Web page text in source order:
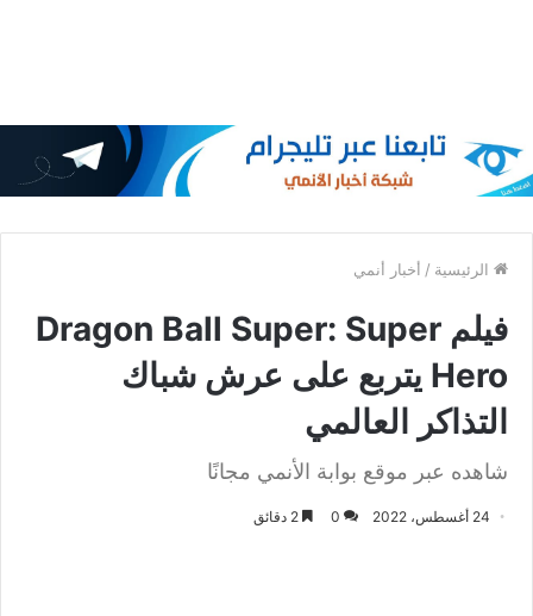
الرئيسية / أخبار أنمي
فيلم Dragon Ball Super: Super
Hero يتربع على عرش شباك
التذاكر العالمي
شاهده عبر موقع بوابة الأنمي مجانًا
24 أغسطس، 2022 0